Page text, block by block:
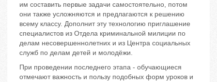
им составить первые задачи самостоятельно, потом
они также усложняются и предлагаются к решению
всему классу. Дополнит эту технологию приглашение
специалистов из Отдела криминальной милиции по
делам несовершеннолетних и из Центра социальных
служб по делам детей и молодёжи.
При проведении последнего этапа - обучающиеся
отмечают важность и пользу подобных форм уроков и